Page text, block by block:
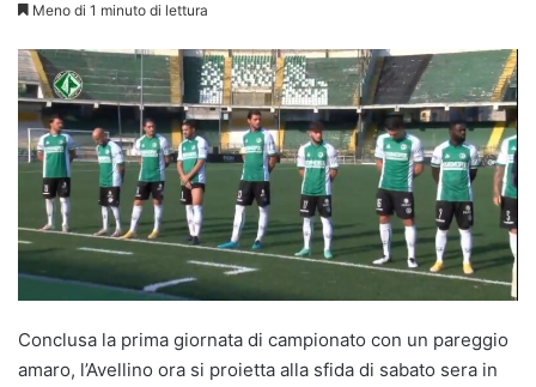
Meno di 1 minuto di lettura
Conclusa la prima giornata di campionato con un pareggio
amaro, l’Avellino ora si proietta alla sfida di sabato sera in